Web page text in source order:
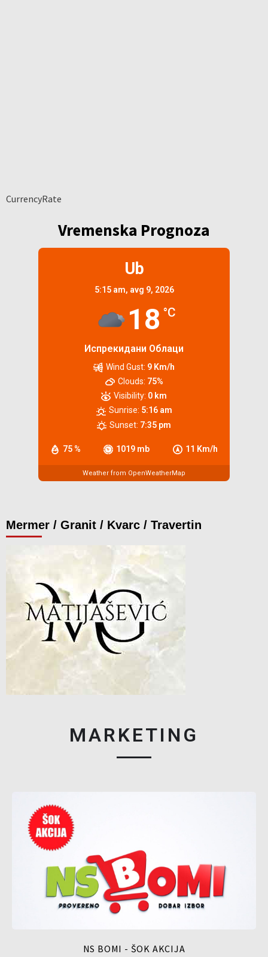
CurrencyRate
Vremenska Prognoza
Ub
5:15 am, avg 9, 2026
18 °C
Испрекидани Облаци
75 % 1019 mb 11 Km/h
Wind Gust: 9 Km/h
Clouds: 75%
Visibility: 0 km
Sunrise: 5:16 am
Sunset: 7:35 pm
Weather from OpenWeatherMap
Mermer / Granit / Kvarc / Travertin
MARKETING
NS BOMI - ŠOK AKCIJA